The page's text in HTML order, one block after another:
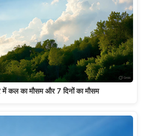
में कल का मौसम और 7 दिनों का मौसम